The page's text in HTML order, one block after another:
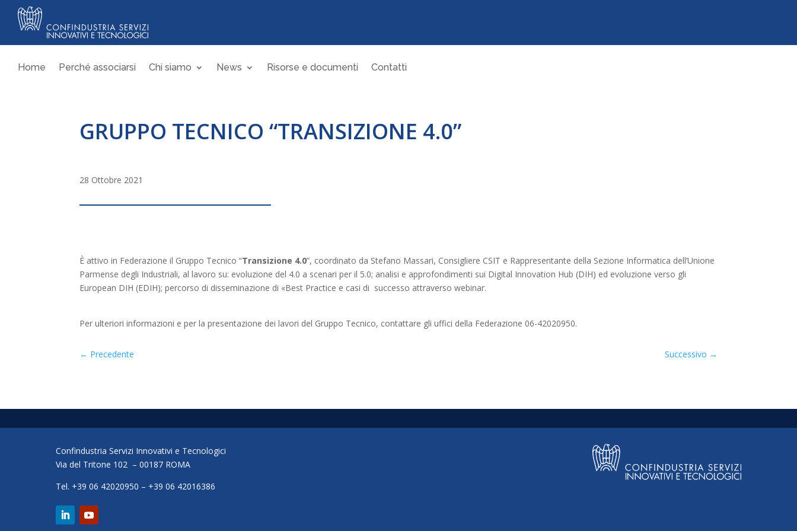
Home Perché associarsi Chi siamo News Risorse e documenti Contatti
GRUPPO TECNICO “TRANSIZIONE 4.0”
28 Ottobre 2021
È attivo in Federazione il Gruppo Tecnico “Transizione 4.0”, coordinato da Stefano Massari, Consigliere CSIT e Rappresentante della Sezione Informatica dell’Unione
Parmense degli Industriali, al lavoro su: evoluzione del 4.0 a scenari per il 5.0; analisi e approfondimenti sui Digital Innovation Hub (DIH) ed evoluzione verso gli
European DIH (EDIH); percorso di disseminazione di «Best Practice e casi di successo attraverso webinar.
Per ulteriori informazioni e per la presentazione dei lavori del Gruppo Tecnico, contattare gli uffici della Federazione 06-42020950.
← Precedente Successivo →
Confindustria Servizi Innovativi e Tecnologici
Via del Tritone 102 – 00187 ROMA
Tel. +39 06 42020950 – +39 06 42016386